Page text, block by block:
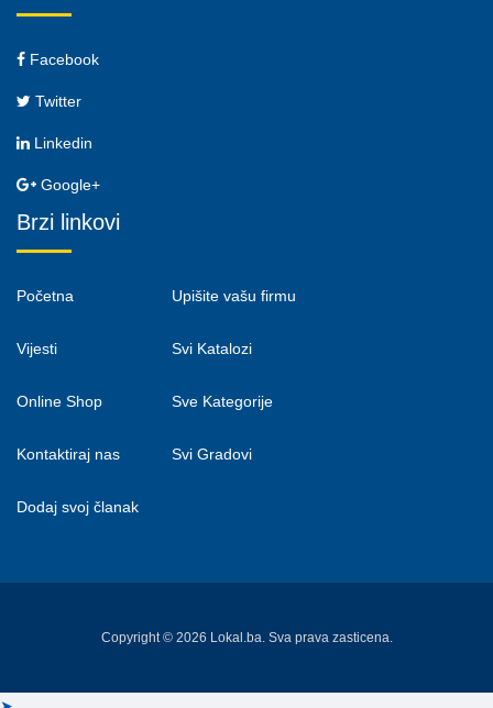
Facebook
Twitter
Linkedin
Google+
Brzi linkovi
Početna
Vijesti
Online Shop
Kontaktiraj nas
Dodaj svoj članak
Upišite vašu firmu
Svi Katalozi
Sve Kategorije
Svi Gradovi
Copyright © 2026 Lokal.ba. Sva prava zasticena.